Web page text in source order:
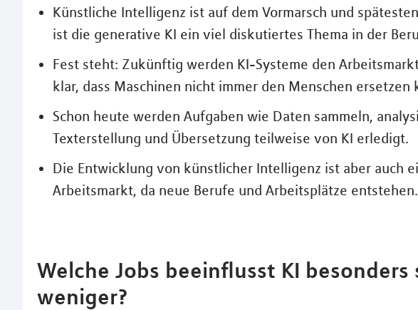
Künstliche Intelligenz ist auf dem Vormarsch und
ist die generative KI ein viel diskutiertes Thema in der
Fest steht: Zukünftig werden KI-Systeme den
klar, dass Maschinen nicht immer den Menschen ersetzen
Schon heute werden Aufgaben wie Daten sammeln,
Texterstellung und Übersetzung teilweise von KI erledigt.
Die Entwicklung von künstlicher Intelligenz ist aber auch
Arbeitsmarkt, da neue Berufe und Arbeitsplätze entstehen.
Welche Jobs beeinflusst KI besonders
weniger?